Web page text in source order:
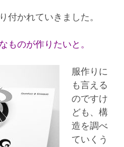
付かれていきました。
ものが作りたいと。
服作りに
も言える
のですけ
ども、構
造を調べ
ていくう